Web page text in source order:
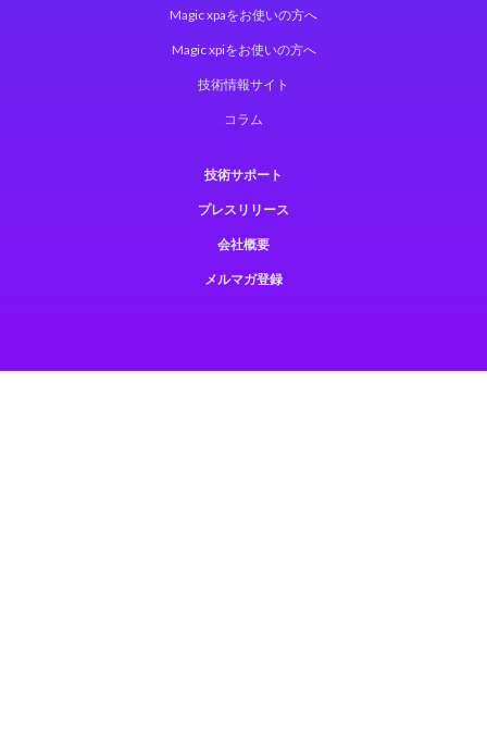
Magic xpaをお使いの方へ
Magic xpiをお使いの方へ
技術情報サイト
コラム
技術サポート
プレスリリース
会社概要
メルマガ登録